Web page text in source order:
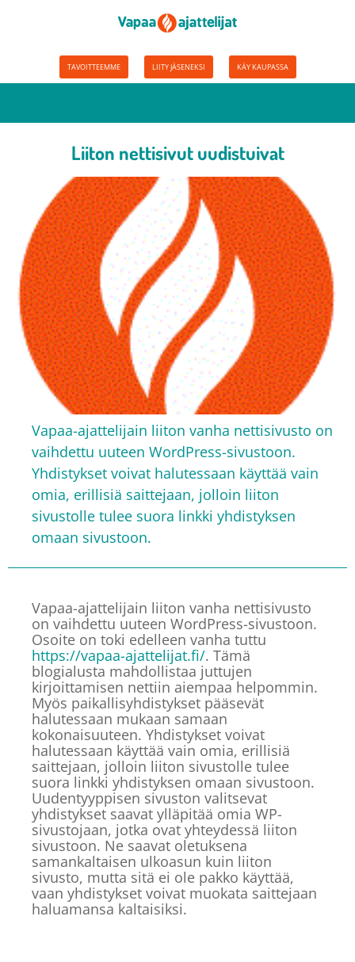
TAVOITTEEMME LIITY JÄSENEKSI KÄY KAUPASSA
Liiton nettisivut uudistuivat
Vapaa-ajattelijain liiton vanha nettisivusto on
vaihdettu uuteen WordPress-sivustoon.
Yhdistykset voivat halutessaan käyttää vain
omia, erillisiä saittejaan, jolloin liiton
sivustolle tulee suora linkki yhdistyksen
omaan sivustoon.
Vapaa-ajattelijain liiton vanha nettisivusto
on vaihdettu uuteen WordPress-sivustoon.
Osoite on toki edelleen vanha tuttu
https://vapaa-ajattelijat.fi/. Tämä
blogialusta mahdollistaa juttujen
kirjoittamisen nettiin aiempaa helpommin.
Myös paikallisyhdistykset pääsevät
halutessaan mukaan samaan
kokonaisuuteen. Yhdistykset voivat
halutessaan käyttää vain omia, erillisiä
saittejaan, jolloin liiton sivustolle tulee
suora linkki yhdistyksen omaan sivustoon.
Uudentyyppisen sivuston valitsevat
yhdistykset saavat ylläpitää omia WP-
sivustojaan, jotka ovat yhteydessä liiton
sivustoon. Ne saavat oletuksena
samankaltaisen ulkoasun kuin liiton
sivusto, mutta sitä ei ole pakko käyttää,
vaan yhdistykset voivat muokata saittejaan
haluamansa kaltaisiksi.